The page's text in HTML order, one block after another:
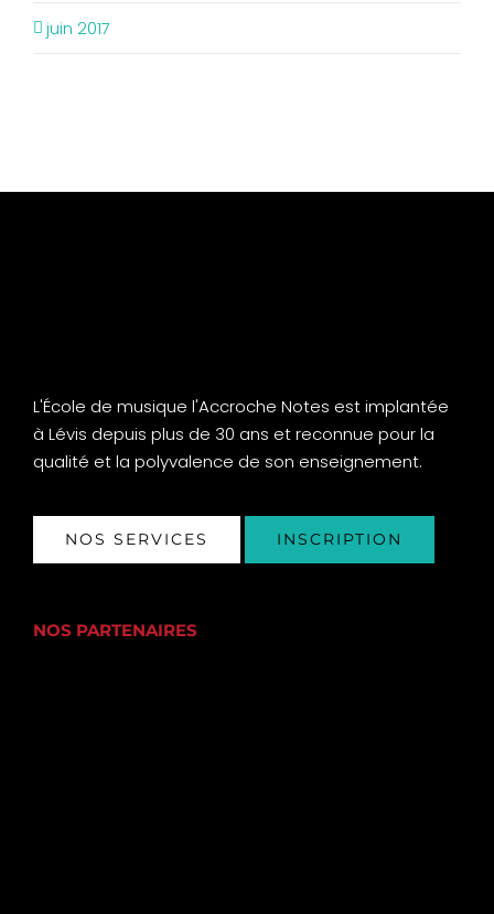
juin 2017
L'École de musique l'Accroche Notes est implantée
à Lévis depuis plus de 30 ans et reconnue pour la
qualité et la polyvalence de son enseignement.
NOS SERVICES INSCRIPTION
NOS PARTENAIRES